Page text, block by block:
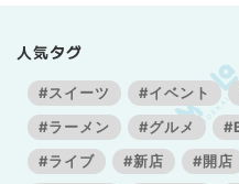
人気タグ
#スイーツ #イベント
#ラーメン
#グルメ
#ライブ
#新店 #開店